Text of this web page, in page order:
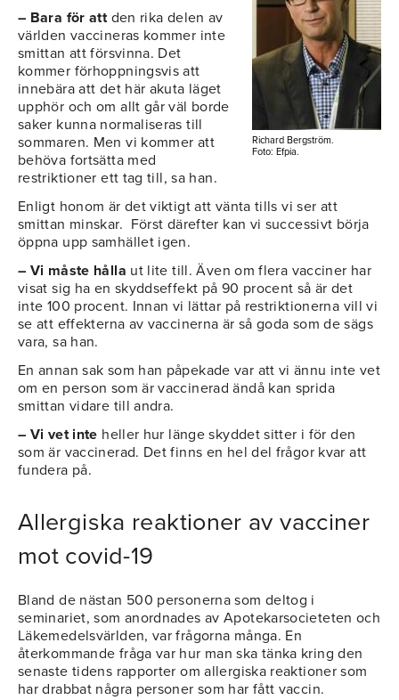
Richard Bergström.
Foto: Efpia.
– Bara för attden rika delen av
världen vaccineras kommer inte
smittan att försvinna. Det
kommer förhoppningsvis att
innebära att det här akuta läget
upphör och om allt går väl borde
saker kunna normaliseras till
sommaren. Men vi kommer att
behöva fortsätta med
restriktioner ett tag till, sa han.
Enligt honom är det viktigt att vänta tills vi ser att
smittan minskar. Först därefter kan vi successivt börja
öppna upp samhället igen.
– Vi måste hålla ut lite till. Även om flera vacciner har
visat sig ha en skyddseffekt på 90 procent så är det
inte 100 procent. Innan vi lättar på restriktionerna vill vi
se att effekterna av vaccinerna är så goda som de sägs
vara, sa han.
En annan sak som han påpekade var att vi ännu inte vet
om en person som är vaccinerad ändå kan sprida
smittan vidare till andra.
– Vi vet inte heller hur länge skyddet sitter i för den
som är vaccinerad. Det finns en hel del frågor kvar att
fundera på.
Allergiska reaktioner av vacciner
mot covid-19
Bland de nästan 500 personerna som deltog i
seminariet, som anordnades av Apotekarsocieteten och
Läkemedelsvärlden, var frågorna många. En
återkommande fråga var hur man ska tänka kring den
senaste tidens rapporter om allergiska reaktioner som
har drabbat några personer som har fått vaccin.